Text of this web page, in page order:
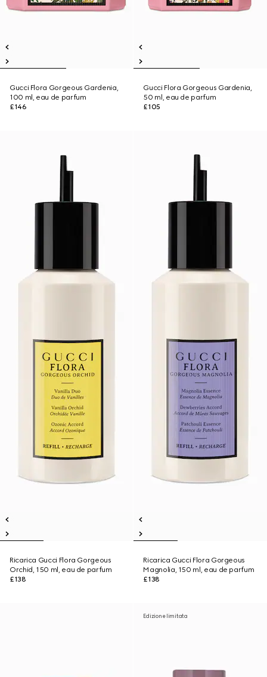
Gucci Flora Gorgeous Gardenia,
100 ml, eau de parfum
£146
Gucci Flora Gorgeous Gardenia,
50 ml, eau de parfum
£105
Ricarica Gucci Flora Gorgeous
Orchid, 150 ml, eau de parfum
£138
Ricarica Gucci Flora Gorgeous
Magnolia, 150 ml, eau de parfum
£138
Edizione limitata